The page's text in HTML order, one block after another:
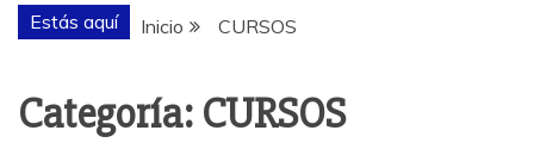
Estás aquí Inicio CURSOS
Categoría: CURSOS